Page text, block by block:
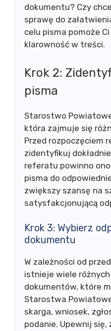
dokumentu? Czy
sprawę do
celu pisma pomoże
klarowność w treści.
Krok 2:
pisma
Starostwo
która zajmuje się
Przed rozpoczęciem
zidentyfikuj
referatu powinno
pisma do
zwiększy szansę na
satysfakcjonującą
Krok 3: Wybierz
dokumentu
W zależności od
istnieje wiele
dokumentów, które
Starostwa
skarga, wniosek,
podanie. Upewnij się,